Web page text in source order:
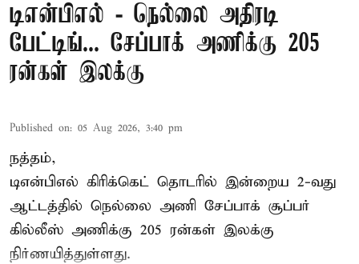
டிஎன்பிஎல் - நெல்லை அதிரடி
பேட்டிங்... சேப்பாக் அணிக்கு 205
ரன்கள் இலக்கு
Published on: 05 Aug 2026, 3:40 pm
நத்தம்,
டிஎன்பிஎல் கிரிக்கெட் தொடரில் இன்றைய 2-வது
ஆட்டத்தில் நெல்லை அணி சேப்பாக் சூப்பர்
கில்லீஸ் அணிக்கு 205 ரன்கள் இலக்கு
நிர்ணயித்துள்ளது.